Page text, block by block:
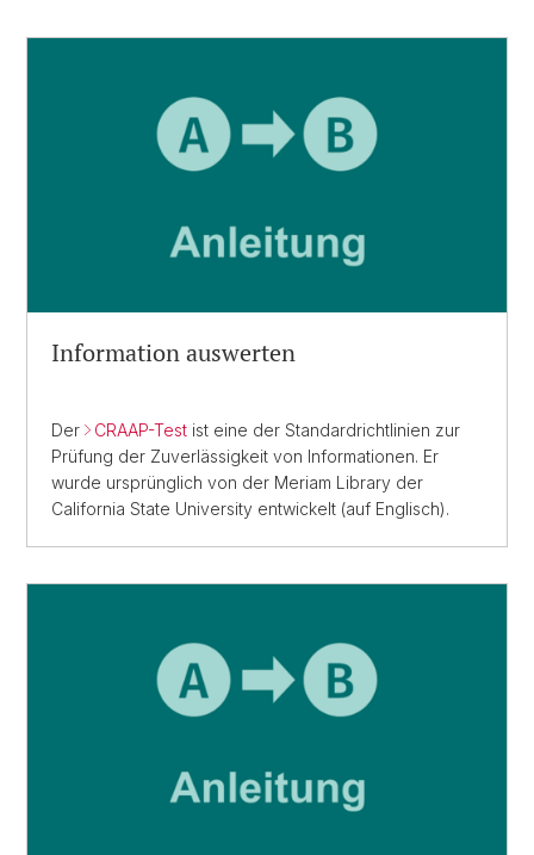
Information auswerten
Der CRAAP-Test ist eine der Standardrichtlinien zur
Prüfung der Zuverlässigkeit von Informationen. Er
wurde ursprünglich von der Meriam Library der
California State University entwickelt (auf Englisch).